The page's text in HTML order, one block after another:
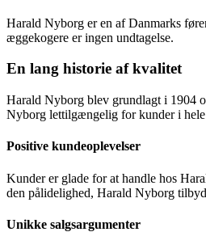
Harald Nyborg er en af Danmarks
æggekogere er ingen undtagelse.
En lang historie af kvalitet
Harald Nyborg blev grundlagt i 1904
Nyborg lettilgængelig for kunder i
Positive kundeoplevelser
Kunder er glade for at handle hos
den pålidelighed, Harald Nyborg
Unikke salgsargumenter